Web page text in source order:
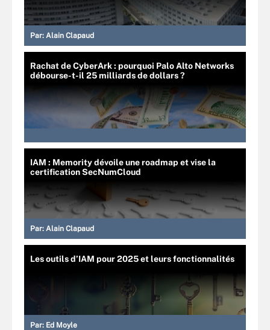
Par: Alain Clapaud
Rachat de CyberArk : pourquoi Palo Alto Networks
débourse-t-il 25 milliards de dollars ?
IAM : Memority dévoile une roadmap et vise la
certification SecNumCloud
Par: Alain Clapaud
Les outils d’IAM pour 2025 et leurs fonctionnalités
Par: Ed Moyle